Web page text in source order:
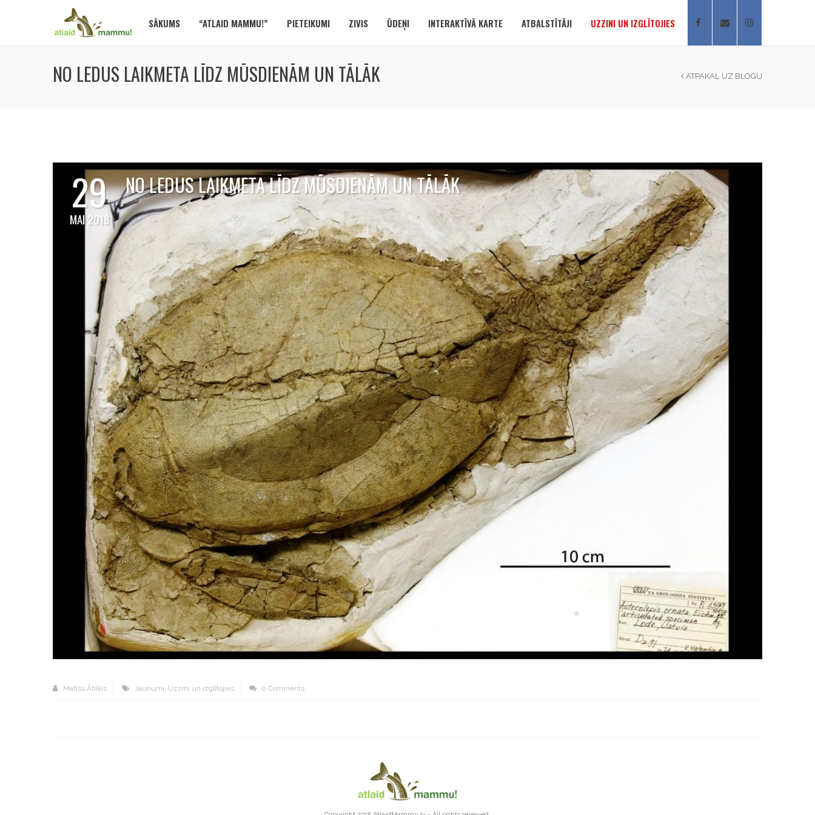
SĀKUMS “ATLAID MAMMU!” PIETEIKUMI ZIVIS ŪDEŅI INTERAKTĪVĀ KARTE ATBALSTĪTĀJI UZZINI UN IZGLĪTOJIES
NO LEDUS LAIKMETA LĪDZ MŪSDIENĀM UN TĀLĀK ATPAKAĻ UZ BLOGU
29
MAI 2018
NO LEDUS LAIKMETA LĪDZ MŪSDIENĀM UN TĀLĀK
Matīss Ābiķis Jaunumi, Uzzini un izglītojies 0 Comments